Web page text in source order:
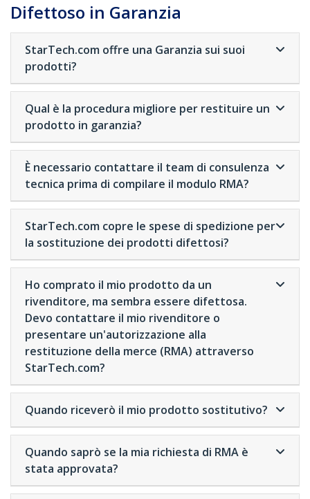
Difettoso in Garanzia
StarTech.com offre una Garanzia sui suoi
prodotti?
Qual è la procedura migliore per restituire un
prodotto in garanzia?
È necessario contattare il team di consulenza
tecnica prima di compilare il modulo RMA?
StarTech.com copre le spese di spedizione per
la sostituzione dei prodotti difettosi?
Ho comprato il mio prodotto da un
rivenditore, ma sembra essere difettosa.
Devo contattare il mio rivenditore o
presentare un'autorizzazione alla
restituzione della merce (RMA) attraverso
StarTech.com?
Quando riceverò il mio prodotto sostitutivo?
Quando saprò se la mia richiesta di RMA è
stata approvata?